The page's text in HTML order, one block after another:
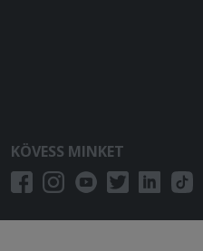
KÖVESS MINKET